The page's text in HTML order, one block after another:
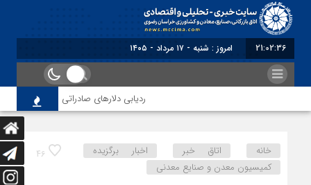
21:02:37 امروز : شنبه - ۱۷ مرداد - ۱۴۰۵
ردیابی دلارهای صادراتی از اصلاح
46 خانه اتاق خبر
اخبار برگزیده
کمیسیون معدن و صنایع معدنی